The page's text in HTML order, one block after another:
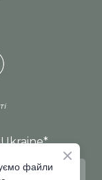
*
файли